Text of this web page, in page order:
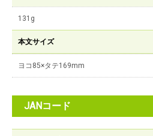
131g
本文サイズ
ヨコ85×タテ169mm
JANコード